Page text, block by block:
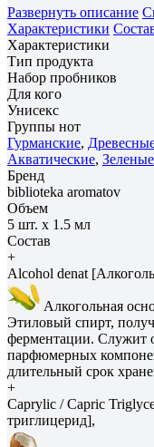
Развернуть описание
Характеристики
Характеристики
Тип продукта
Набор пробников
Для кого
Унисекс
Группы нот
Гурманские,
Акватические,
Бренд
biblioteka aromatov
Объем
5 шт. х 1.5 мл
Состав
+
Alcohol denat
Алкогольная
Этиловый спирт,
ферментации. Служит
парфюмерных
длительный срок
+
Caprylic / Capric
триглицерид],